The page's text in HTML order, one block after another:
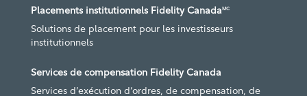
Placements institutionnels Fidelity CanadaMC
Solutions de placement pour les investisseurs
institutionnels
Services de compensation Fidelity Canada
Services d’exécution d’ordres, de compensation, de